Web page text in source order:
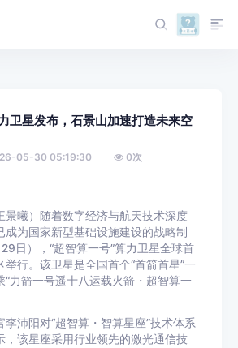
卫星发布，石景山加速打造未来空
05-30 05:19:30 0次
景曦）随着数字经济与航天技术深度
成为国家新型基础设施建设的战略制
日），“超智算一号”算力卫星全球首
举行。该卫星是全国首个“首箭首星”一
“力箭一号遥十八运载火箭・超智算一
李沛阳对“超智算・智算星座”技术体系
，该星座采用行业领先的激光通信技